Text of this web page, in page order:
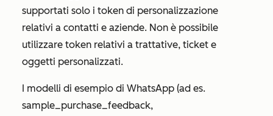
supportati solo i token di personalizzazione
relativi a contatti e aziende. Non è possibile
utilizzare token relativi a trattative, ticket e
oggetti personalizzati.
I modelli di esempio di WhatsApp (ad es.
sample_purchase_feedback,